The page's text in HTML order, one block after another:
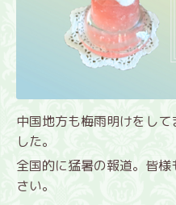
中国地方も梅雨明けをし
した。
全国的に猛暑の報道。皆
さい。